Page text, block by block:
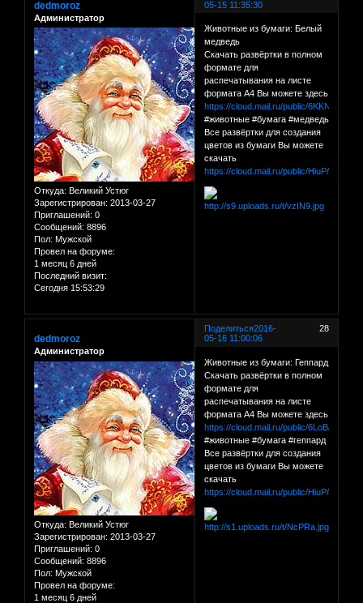
05-15 11:35:30
dedmoroz
Администратор
Откуда: Великий Устюг
Зарегистрирован: 2013-03-27
Приглашений: 0
Сообщений: 8896
Пол: Мужской
Провел на форуме:
1 месяц 6 дней
Последний визит:
Сегодня 15:53:29
Животные из бумаги: Белый
медведь
Скачать развёртки в полном
формате для
распечатывания на листе
формата А4 Вы можете здесь
https://cloud.mail.ru/public/6KKN/
#животные #бумага #медведь
Все развёртки для создания
цветов из бумаги Вы можете
скачать
https://cloud.mail.ru/public/HiuP/
Поделиться 28
2016-
05-16 11:00:06
dedmoroz
Администратор
Откуда: Великий Устюг
Зарегистрирован: 2013-03-27
Приглашений: 0
Сообщений: 8896
Пол: Мужской
Провел на форуме:
1 месяц 6 дней
Животные из бумаги: Геппард
Скачать развёртки в полном
формате для
распечатывания на листе
формата А4 Вы можете здесь
https://cloud.mail.ru/public/6LoB/
#животные #бумага #геппард
Все развёртки для создания
цветов из бумаги Вы можете
скачать
https://cloud.mail.ru/public/HiuP/